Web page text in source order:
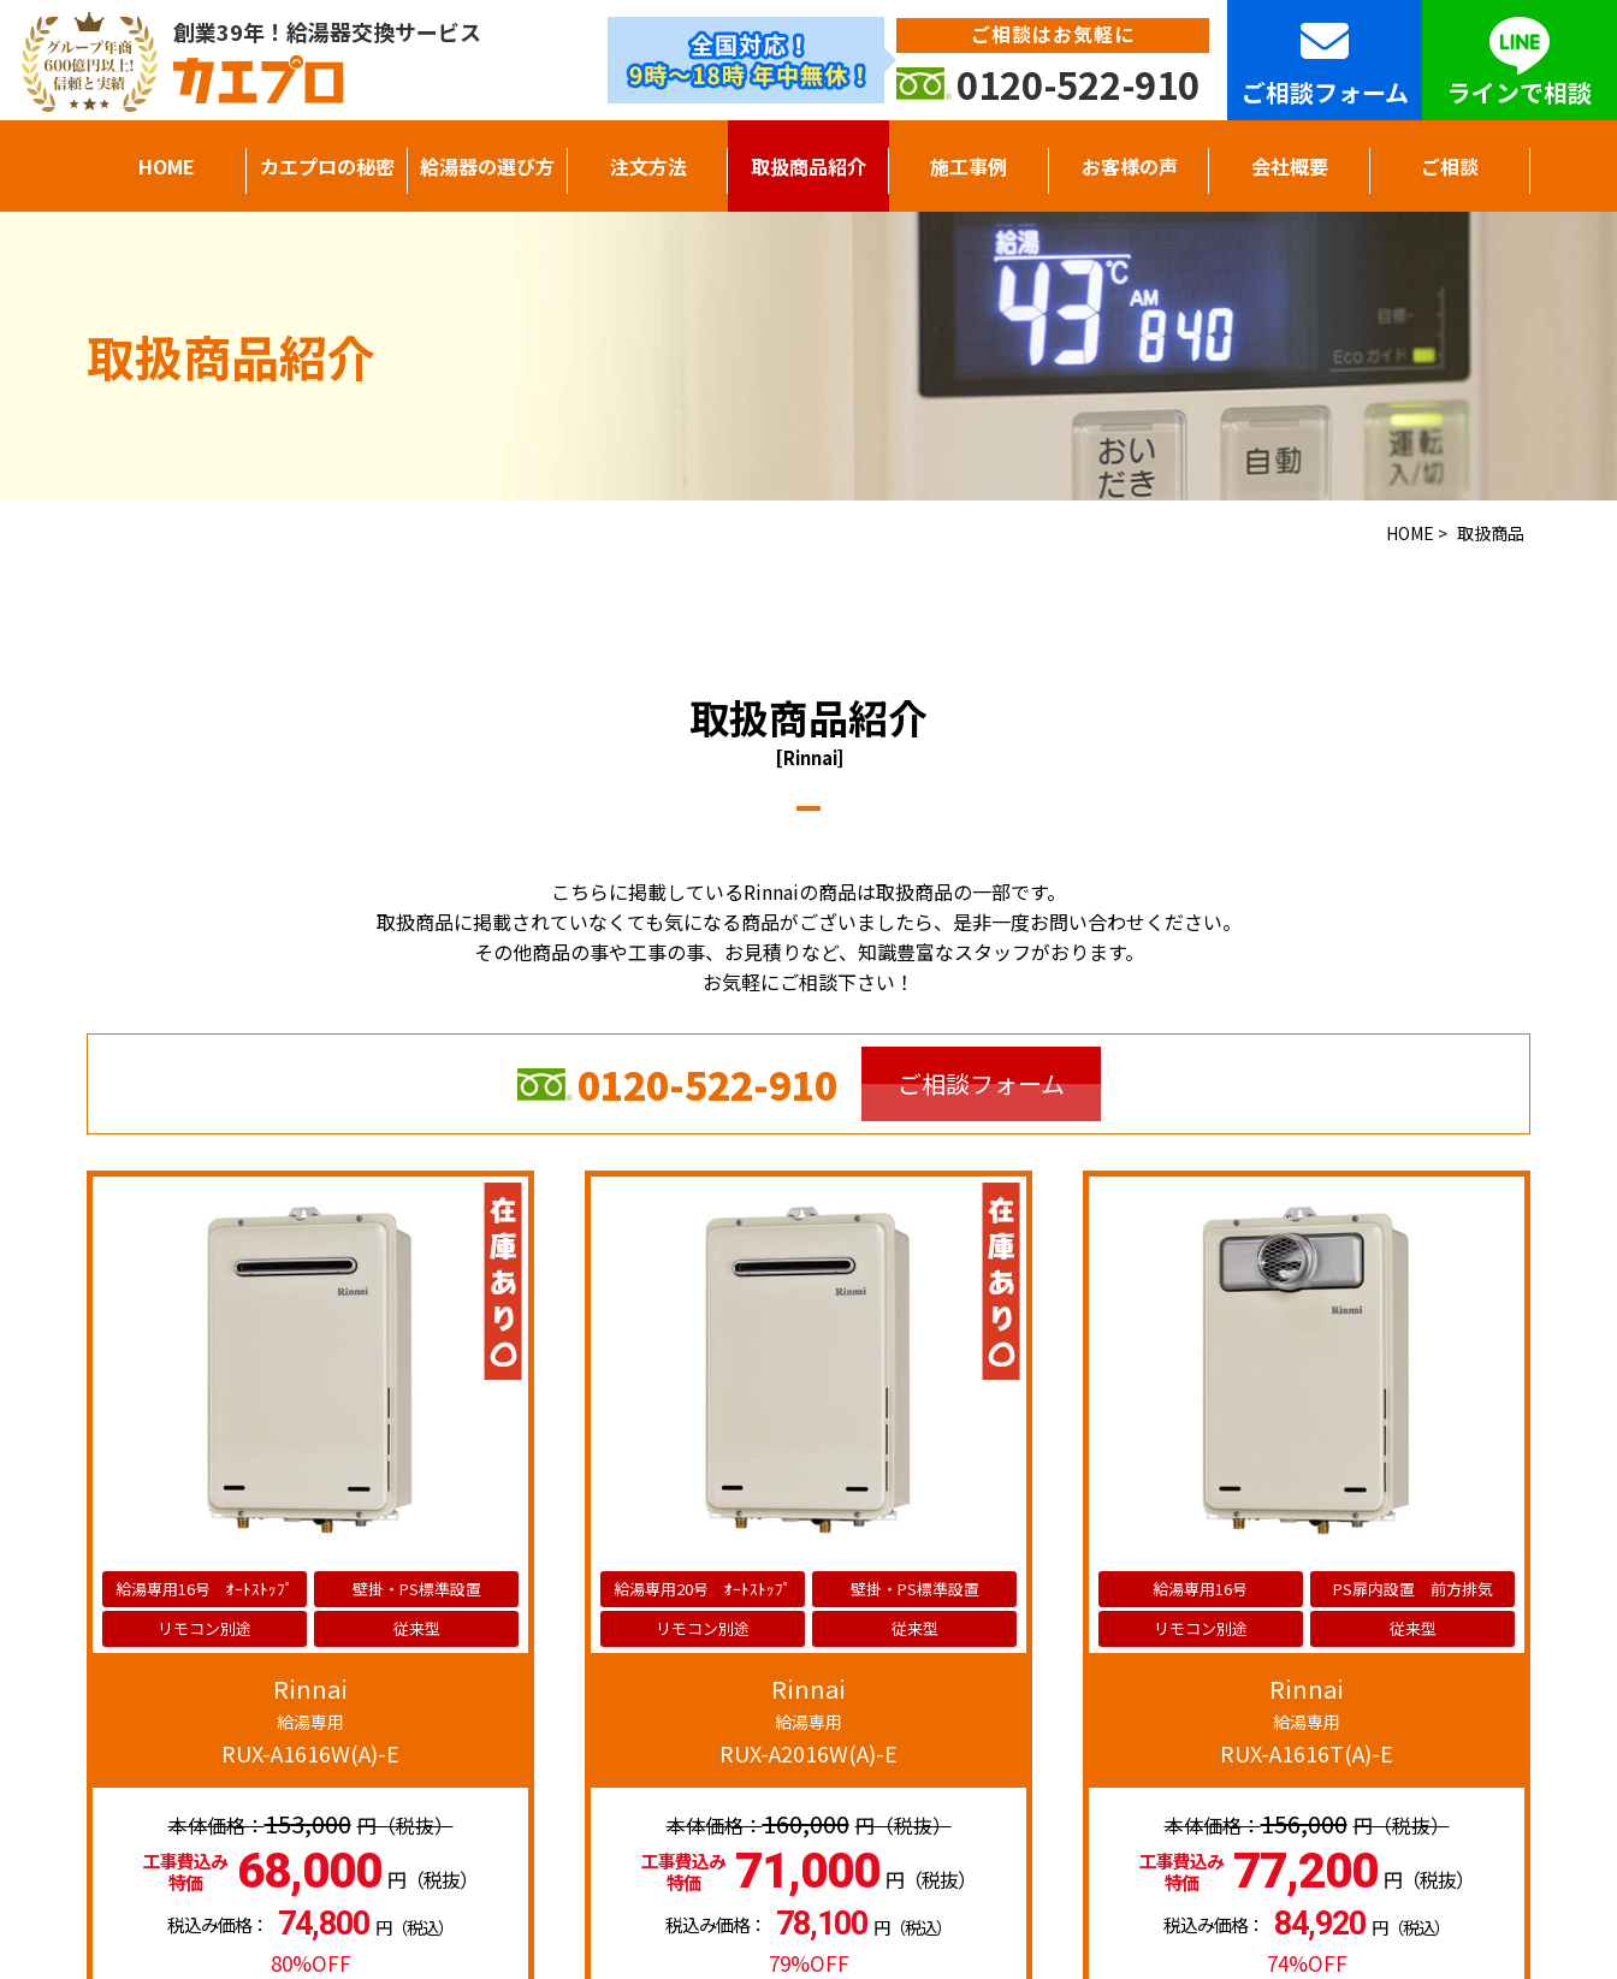
創業39年！給湯器交換サービス ご相談はお気軽に
0120-522-910 ご相談フォーム ラインで相談
HOME カエプロの秘密 給湯器の選び方 注文方法 取扱商品紹介 施工事例 お客様の声 会社概要 ご相談
取扱商品紹介
HOME > 取扱商品
取扱商品紹介
[Rinnai]
こちらに掲載しているRinnaiの商品は取扱商品の一部です。
取扱商品に掲載されていなくても気になる商品がございましたら、是非一度お問い合わせください。
その他商品の事や工事の事、お見積りなど、知識豊富なスタッフがおります。
お気軽にご相談下さい！
0120-522-910 ご相談フォーム
給湯専用16号 ｵｰﾄｽﾄｯﾌﾟ
壁掛・PS標準設置
リモコン別途
従来型
Rinnai
給湯専用
RUX-A1616W(A)-E
153,000 円（税抜）
工事費込み
特価
68,000 円（税抜）
税込み価格： 74,800 円（税込）
80%OFF
給湯専用20号 ｵｰﾄｽﾄｯﾌﾟ
壁掛・PS標準設置
リモコン別途
従来型
Rinnai
給湯専用
RUX-A2016W(A)-E
160,000 円（税抜）
工事費込み
特価
71,000 円（税抜）
税込み価格： 78,100 円（税込）
79%OFF
給湯専用16号
PS扉内設置 前方排気
リモコン別途
従来型
Rinnai
給湯専用
RUX-A1616T(A)-E
156,000 円（税抜）
工事費込み
特価
77,200 円（税抜）
税込み価格： 84,920 円（税込）
74%OFF